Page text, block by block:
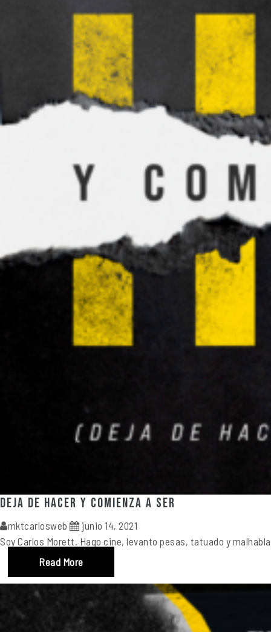
Deja de hacer y comienza a ser
mktcarlosweb
junio 14, 2021
Soy Carlos Morett. Hago cine, levanto pesas, tatuado y
Read More